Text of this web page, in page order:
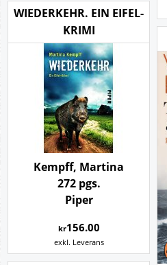
WIEDERKEHR. EIN EIFEL-
KRIMI
Kempff, Martina
272 pgs.
Piper
kr156.00
exkl. Leverans